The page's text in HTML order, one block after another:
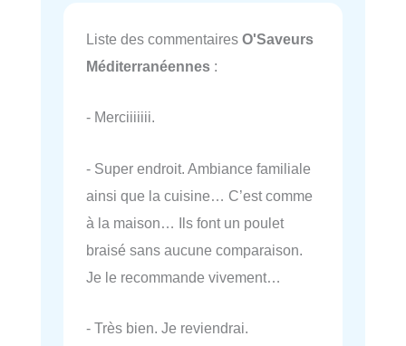
Liste des commentaires O'Saveurs
Méditerranéennes :
- Merciiiiiii.
- Super endroit. Ambiance familiale
ainsi que la cuisine… C’est comme
à la maison… Ils font un poulet
braisé sans aucune comparaison.
Je le recommande vivement…
- Très bien. Je reviendrai.